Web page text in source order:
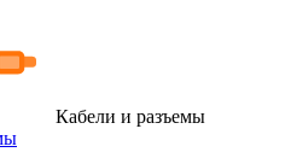
Кабели и разъемы